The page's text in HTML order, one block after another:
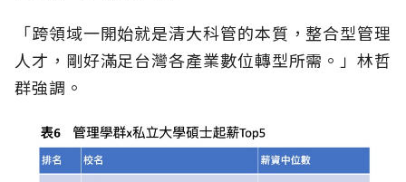
「跨領域一開始就是清大科管的本質，整合型管理
人才，剛好滿足台灣各產業數位轉型所需。」林哲
群強調。